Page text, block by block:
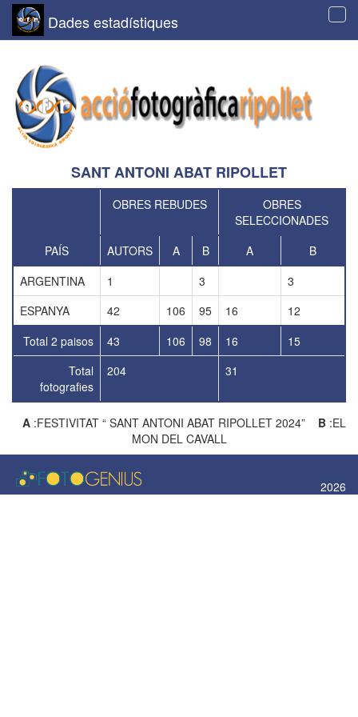
Dades estadístiques
SANT ANTONI ABAT RIPOLLET
OBRES REBUDES
OBRES
SELECCIONADES
PAÍS
AUTORS A B A
B
ARGENTINA
1 3
3
ESPANYA
42 106 95 16
12
Total 2 paisos
43 106 98 16
15
Total
fotografies
204 31
A:FESTIVITAT “ SANT ANTONI ABAT RIPOLLET 2024” B:EL
MON DEL CAVALL
2026